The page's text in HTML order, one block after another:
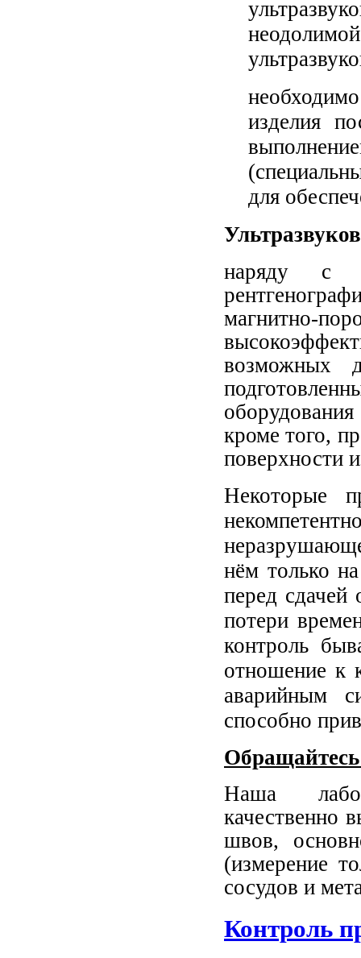
изделия
для
наряду с
магнитно-
возможных
кроме того,
поверхности
Некоторые
нём только
перед сдачей
потери
контроль
отношение к
аварийным
способно
Наша
качественно
швов,
(измерение
сосудов и
Контроль